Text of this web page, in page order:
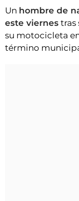
HORÓSCOPO
ESQUELAS
Un hombre de
este viernes tras
su motocicleta
término